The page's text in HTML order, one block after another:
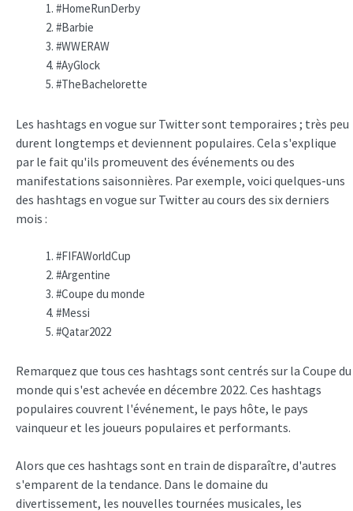
#HomeRunDerby
#Barbie
#WWERAW
#AyGlock
#TheBachelorette
Les hashtags en vogue sur Twitter sont temporaires ; très peu
durent longtemps et deviennent populaires. Cela s'explique
par le fait qu'ils promeuvent des événements ou des
manifestations saisonnières. Par exemple, voici quelques-uns
des hashtags en vogue sur Twitter au cours des six derniers
mois :
#FIFAWorldCup
#Argentine
#Coupe du monde
#Messi
#Qatar2022
Remarquez que tous ces hashtags sont centrés sur la Coupe du
monde qui s'est achevée en décembre 2022. Ces hashtags
populaires couvrent l'événement, le pays hôte, le pays
vainqueur et les joueurs populaires et performants.
Alors que ces hashtags sont en train de disparaître, d'autres
s'emparent de la tendance. Dans le domaine du
divertissement, les nouvelles tournées musicales, les